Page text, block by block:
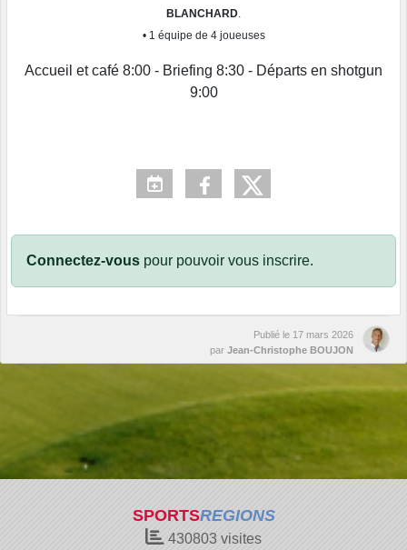
BLANCHARD.
• 1 équipe de 4 joueuses
Accueil et café 8:00 - Briefing 8:30 - Départs en shotgun
9:00
Connectez-vous pour pouvoir vous inscrire.
Publié le 17 mars 2026
par Jean-Christophe BOUJON
SPORTSREGIONS
430803 visites